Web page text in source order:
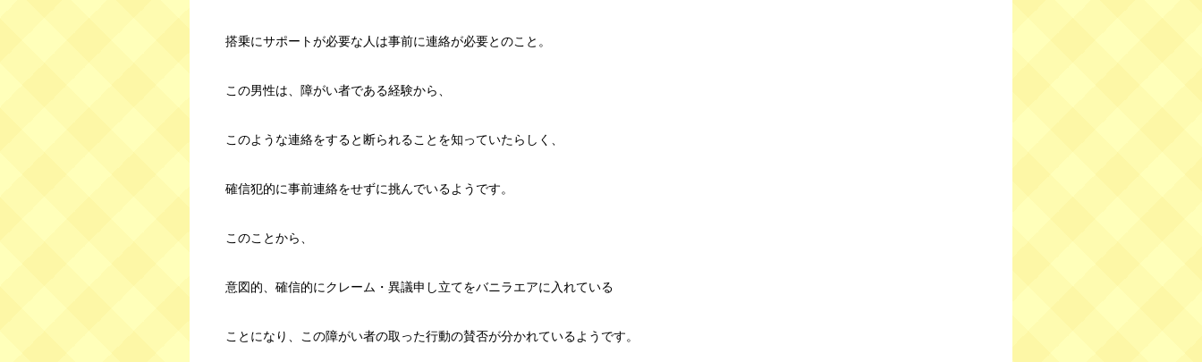
搭乗にサポートが必要な人は事前に連絡が必要とのこと。
この男性は、障がい者である経験から、
このような連絡をすると断られることを知っていたらしく、
確信犯的に事前連絡をせずに挑んでいるようです。
このことから、
意図的、確信的にクレーム・異議申し立てをバニラエアに入れている
ことになり、この障がい者の取った行動の賛否が分かれているようです。